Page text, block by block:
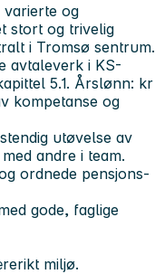
og
stort og trivelig
i Tromsø sentrum.
avtaleverk i KS-
5.1. Årslønn: kr
kompetanse og
utøvelse av
andre i team.
ordnede pensjons-
gode, faglige
miljø.